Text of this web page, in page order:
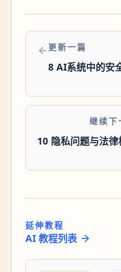
更新一篇
8 AI系统中的安
继续下
10 隐私问题与法律
延伸教程
AI 教程列表